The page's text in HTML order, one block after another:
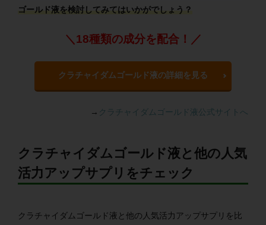
ゴールド液を検討してみてはいかがでしょう？
＼18種類の成分を配合！／
クラチャイダムゴールド液の詳細を見る
→ クラチャイダムゴールド液公式サイトへ
クラチャイダムゴールド液と他の人気
活力アップサプリをチェック
クラチャイダムゴールド液と他の人気活力アップサプリを比